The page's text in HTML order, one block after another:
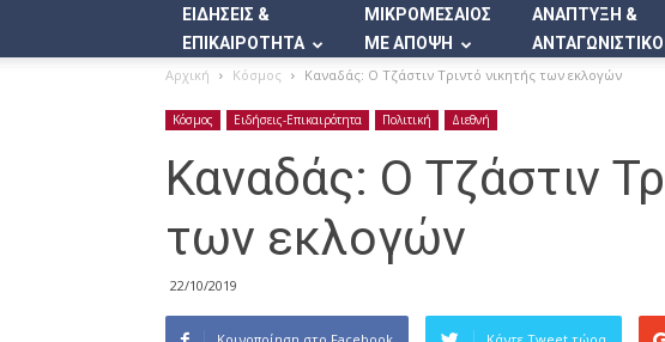
ΕΙΔΗΣΕΙΣ &
ΕΠΙΚΑΙΡΟΤΗΤΑ
ΜΙΚΡΟΜΕΣΑΙΟΣ
ΜΕ ΑΠΟΨΗ
ΑΝΑΠΤΥΞΗ &
Αρχική Κόσμος Καναδάς: Ο Τζάστιν Τριντό νικητής των εκλογών
Κόσμος Ειδήσεις-Επικαιρότητα Πολιτική Διεθνή
Καναδάς: Ο Τζάστιν
των εκλογών
22/10/2019